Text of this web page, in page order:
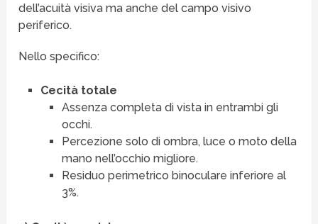
dell’acuità visiva ma anche del campo visivo
periferico.
Nello specifico:
Cecità totale
Assenza completa di vista in entrambi gli
occhi.
Percezione solo di ombra, luce o moto della
mano nell’occhio migliore.
Residuo perimetrico binoculare inferiore al
3%.